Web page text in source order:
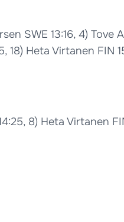
SWE 13:16, 4)
18) Heta Virtanen FIN
8) Heta Virtanen